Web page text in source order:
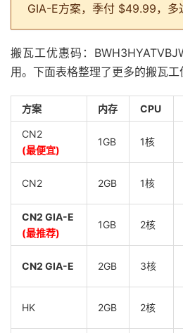
GIA-E方案，季付 $49.99，多
搬瓦工优惠码：
用。下面表格整理了更多的搬瓦工
方案 内存 CPU
CN2
(最便宜)
1GB 1核
CN2 2GB 1核
CN2 GIA-E
(最推荐)
1GB 2核
CN2 GIA-E 2GB 3核
HK 2GB 2核